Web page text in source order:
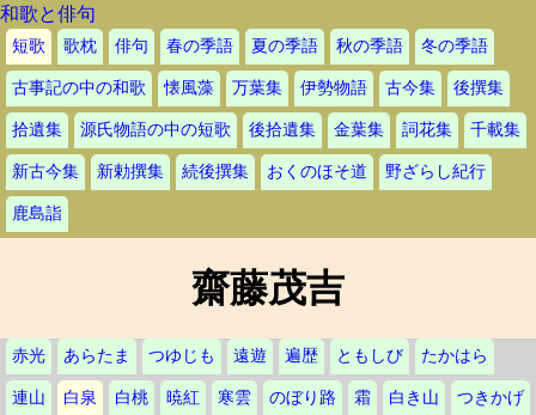
和歌と俳句
短歌 歌枕 俳句 春の季語 夏の季語 秋の季語 冬の季語
古事記の中の和歌 懐風藻 万葉集 伊勢物語 古今集 後撰集
拾遺集 源氏物語の中の短歌 後拾遺集 金葉集 詞花集 千載集
新古今集 新勅撰集 続後撰集 おくのほそ道 野ざらし紀行
鹿島詣
齋藤茂吉
赤光 あらたま つゆじも 遠遊 遍歴 ともしび たかはら
連山 白泉 白桃 暁紅 寒雲 のぼり路 霜 白き山
つきかげ